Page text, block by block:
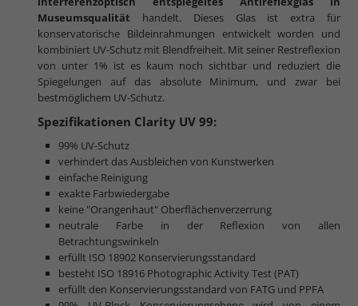
Museumsqualität handelt. Dieses Glas ist extra für
konservatorische Bildeinrahmungen entwickelt worden und
kombiniert UV-Schutz mit Blendfreiheit. Mit seiner Restreflexion
von unter 1% ist es kaum noch sichtbar und reduziert die
Spiegelungen auf das absolute Minimum, und zwar bei
bestmöglichem UV-Schutz.
Spezifikationen Clarity UV 99:
99% UV-Schutz
verhindert das Ausbleichen von Kunstwerken
einfache Reinigung
exakte Farbwiedergabe
keine "Orangenhaut" Oberflächenverzerrung
neutrale Farbe in der Reflexion von allen
Betrachtungswinkeln
erfüllt ISO 18902 Konservierungsstandard
besteht ISO 18916 Photographic Activity Test (PAT)
erfüllt den Konservierungsstandard von FATG und PPFA